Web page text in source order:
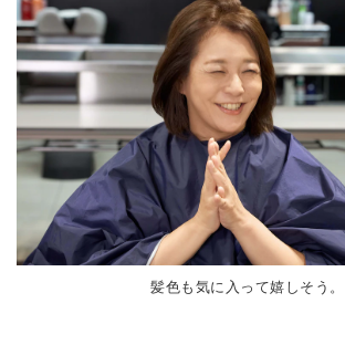
髪色も気に入って嬉しそう。